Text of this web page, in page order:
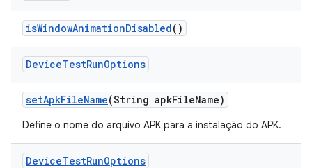
isWindowAnimationDisabled()
DeviceTestRunOptions
setApkFileName(String apkFileName)
Define o nome do arquivo APK para a instalação do APK.
DeviceTestRunOptions